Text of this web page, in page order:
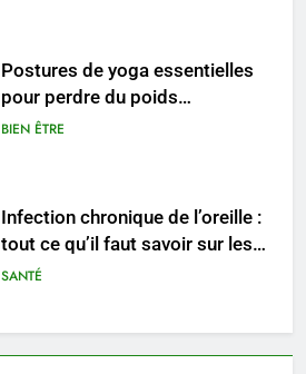
Infection chronique de l’oreille :
tout ce qu’il faut savoir sur les
saignements
SANTÉ
Les secrets révélés pour une
peau éclatante grâce à The
Ordinary
SANTÉ